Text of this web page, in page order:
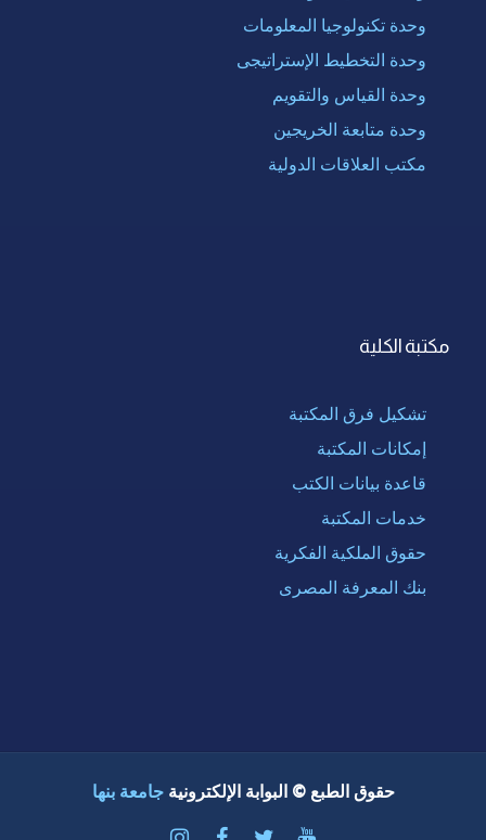
وحدة تكنولوجيا المعلومات
وحدة التخطيط الإستراتيجى
وحدة القياس والتقويم
وحدة متابعة الخريجين
مكتب العلاقات الدولية
مكتبة الكلية
تشكيل فرق المكتبة
إمكانات المكتبة
قاعدة بيانات الكتب
خدمات المكتبة
حقوق الملكية الفكرية
بنك المعرفة المصرى
حقوق الطبع © البوابة الإلكترونية جامعة بنها